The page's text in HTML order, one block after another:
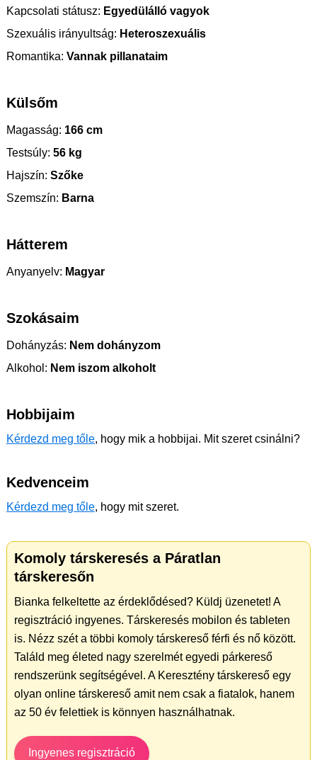
Kapcsolati státusz: Egyedülálló vagyok
Szexuális irányultság: Heteroszexuális
Romantika: Vannak pillanataim
Külsőm
Magasság: 166 cm
Testsúly: 56 kg
Hajszín: Szőke
Szemszín: Barna
Hátterem
Anyanyelv: Magyar
Szokásaim
Dohányzás: Nem dohányzom
Alkohol: Nem iszom alkoholt
Hobbijaim
Kérdezd meg tőle, hogy mik a hobbijai. Mit szeret csinálni?
Kedvenceim
Kérdezd meg tőle, hogy mit szeret.
Komoly társkeresés a Páratlan
társkeresőn
Bianka felkeltette az érdeklődésed? Küldj üzenetet! A
regisztráció ingyenes. Társkeresés mobilon és tableten
is. Nézz szét a többi komoly társkereső férfi és nő között.
Találd meg életed nagy szerelmét egyedi párkereső
rendszerünk segítségével. A Keresztény társkereső egy
olyan online társkereső amit nem csak a fiatalok, hanem
az 50 év felettiek is könnyen használhatnak.
Ingyenes regisztráció